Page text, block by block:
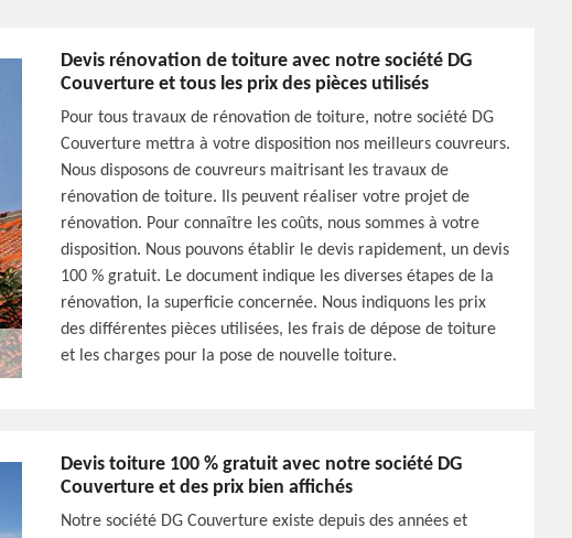
Devis rénovation de toiture avec notre société DG
Couverture et tous les prix des pièces utilisés
Pour tous travaux de rénovation de toiture, notre société DG
Couverture mettra à votre disposition nos meilleurs couvreurs.
Nous disposons de couvreurs maitrisant les travaux de
rénovation de toiture. Ils peuvent réaliser votre projet de
rénovation. Pour connaître les coûts, nous sommes à votre
disposition. Nous pouvons établir le devis rapidement, un devis
100 % gratuit. Le document indique les diverses étapes de la
rénovation, la superficie concernée. Nous indiquons les prix
des différentes pièces utilisées, les frais de dépose de toiture
et les charges pour la pose de nouvelle toiture.
Devis toiture 100 % gratuit avec notre société DG
Couverture et des prix bien affichés
Notre société DG Couverture existe depuis des années et